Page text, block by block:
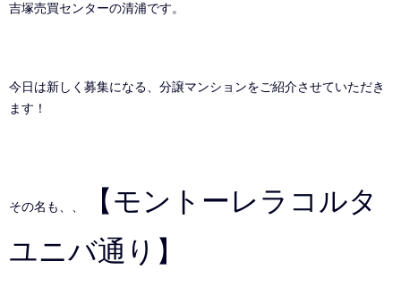
吉塚売買センターの清浦です。
今日は新しく募集になる、分譲マンションをご紹介させていただき
ます！
その名も、、
【モントーレラコルタ
ユニバ通り】